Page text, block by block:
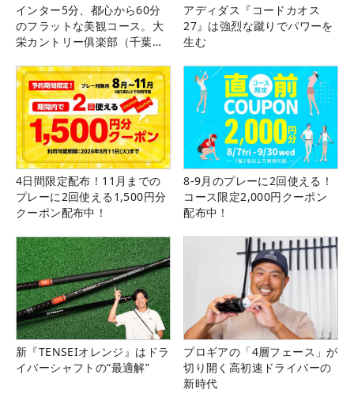
インター5分、都心から60分
のフラットな美観コース。大
栄カントリー俱楽部（千葉
アディダス『コードカオス
27』は強烈な蹴りでパワーを
生む
4日間限定配布！11月までの
プレーに2回使える1,500円分
クーポン配布中！
8-9月のプレーに2回使える！
コース限定2,000円クーポン
配布中！
新『TENSEIオレンジ』はドラ
イバーシャフトの“最適解”
プロギアの「4層フェース」が
切り開く高初速ドライバーの
新時代